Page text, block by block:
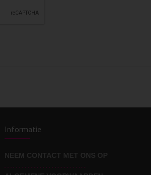
Informatie
NEEM CONTACT MET ONS OP